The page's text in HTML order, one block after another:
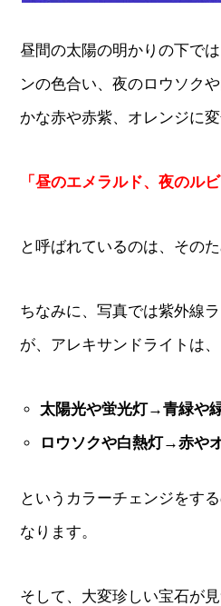
昼間の太陽の明かりの下で
ンの色合い、夜のロウソク
かな赤や赤紫、オレンジに変
「昼のエメラルド、夜のルビ
と呼ばれているのは、そのた
ちなみに、写真では紫外線
が、アレキサンドライトは、
太陽光や蛍光灯→青緑や
ロウソクや白熱灯→赤や
というカラーチェンジをす
なります。
そして、大変珍しい宝石が